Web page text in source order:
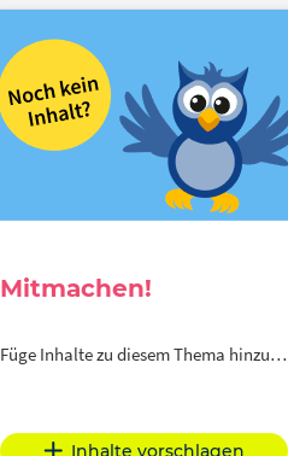
Mitmachen!
Füge Inhalte zu diesem Thema hinzu…
Inhalte vorschlagen